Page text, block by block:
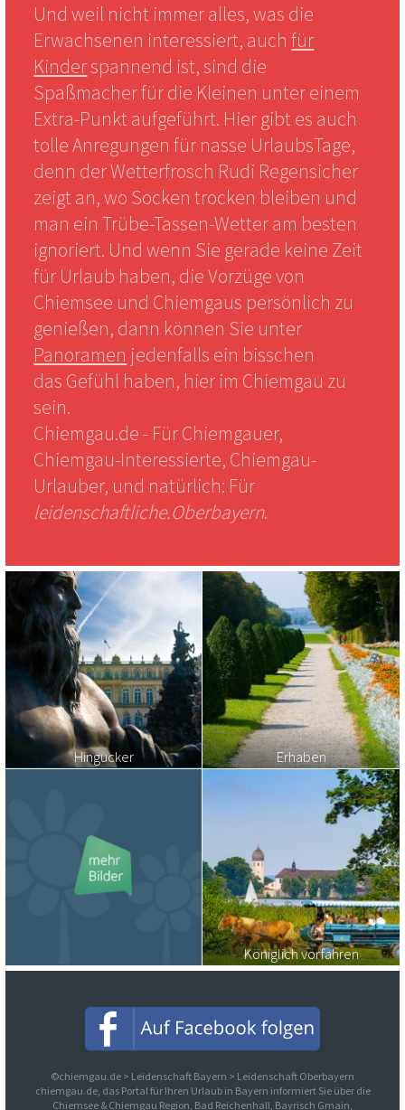
Und weil nicht immer alles, was die
Erwachsenen interessiert, auchfür
Kinderspannend ist, sind die
Spaßmacher für die Kleinen unter einem
Extra-Punkt aufgeführt. Hier gibt es auch
tolle Anregungen für nasse UrlaubsTage,
denn der Wetterfrosch Rudi Regensicher
zeigt an, wo Socken trocken bleiben und
man ein Trübe-Tassen-Wetter am besten
ignoriert. Und wenn Sie gerade keine Zeit
für Urlaub haben, die Vorzüge von
Chiemsee und Chiemgaus persönlich zu
genießen, dann können Sie unter
Panoramen jedenfalls ein bisschen
das Gefühl haben, hier im Chiemgau zu
sein.
Chiemgau.de - Für Chiemgauer,
Chiemgau-Interessierte, Chiemgau-
Urlauber, und natürlich: Für
leidenschaftliche.Oberbayern.
Hingucker Erhaben
Königlich vorfahren
©chiemgau.de > Leidenschaft Bayern > Leidenschaft Oberbayern
chiemgau.de, das Portal für Ihren Urlaub in Bayern informiert Sie über die
Chiemsee & Chiemgau Region, Bad Reichenhall, Bayrisch Gmain,